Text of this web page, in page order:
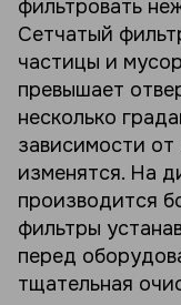
фильтровать
Сетчатый
частицы и
превышает
несколько
зависимости
изменятся. На
производится
фильтры
перед
тщательная